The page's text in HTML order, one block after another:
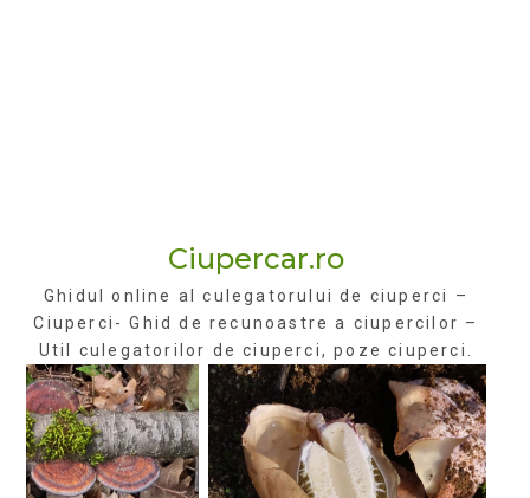
Ciupercar.ro
Ghidul online al culegatorului de ciuperci –
Ciuperci- Ghid de recunoastre a ciupercilor –
Util culegatorilor de ciuperci, poze ciuperci.